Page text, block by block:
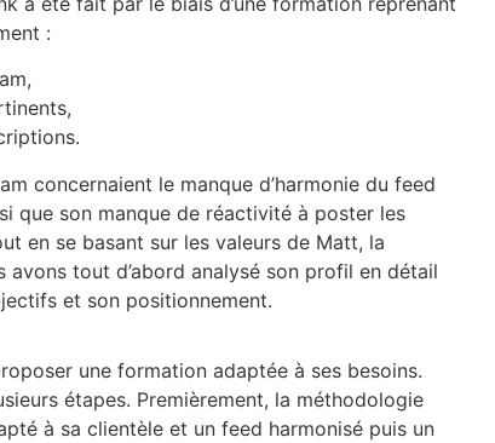
:
concernaient le manque d’harmonie du feed
que son manque de réactivité à poster les
en se basant sur les valeurs de Matt, la
tout d’abord analysé son profil en détail
et son positionnement.
une formation adaptée à ses besoins.
étapes. Premièrement, la méthodologie
à sa clientèle et un feed harmonisé puis un